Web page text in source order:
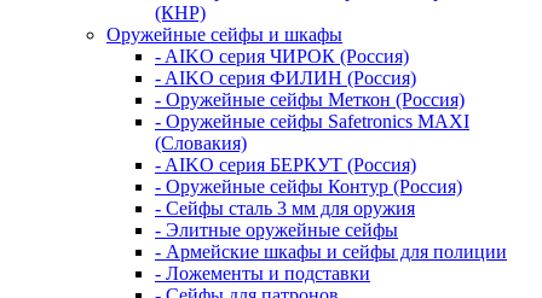
(КНР)
Оружейные сейфы и шкафы
- AIKO серия ЧИРОК (Россия)
- AIKO серия ФИЛИН (Россия)
- Оружейные сейфы Меткон (Россия)
- Оружейные сейфы Safetronics MAXI
(Словакия)
- AIKO серия БЕРКУТ (Россия)
- Оружейные сейфы Контур (Россия)
- Сейфы сталь 3 мм для оружия
- Элитные оружейные сейфы
- Армейские шкафы и сейфы для полиции
- Ложементы и подставки